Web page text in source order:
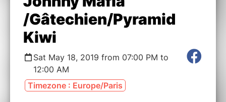
/Gâtechien/Pyramid
Kiwi
Sat May 18, 2019 from 07:00 PM to
12:00 AM
Timezone : Europe/Paris